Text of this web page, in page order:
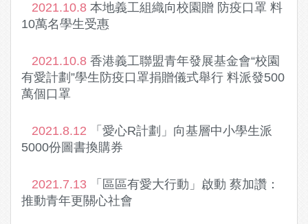
2021.10.8 本地義工組織向校園贈 防疫口罩 料
10萬名學生受惠
2021.10.8 香港義工聯盟青年發展基金會“校園
有愛計劃”學生防疫口罩捐贈儀式舉行 料派發500
萬個口罩
2021.8.12 「愛心R計劃」向基層中小學生派
5000份圖書換購券
2021.7.13 「區區有愛大行動」啟動 蔡加讚：
推動青年更關心社會